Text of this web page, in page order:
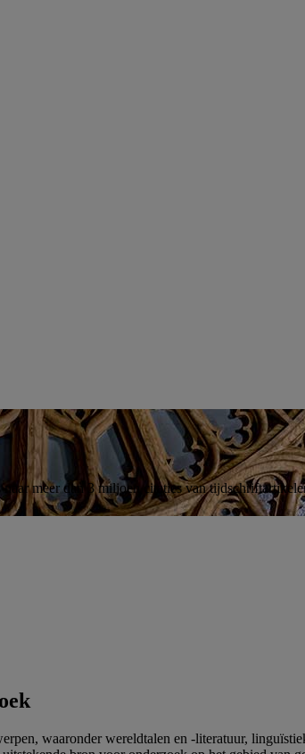
meer dan 3 miljoen citaties van
waaronder wereldtalen en -literatuur,